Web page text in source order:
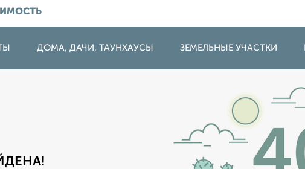
ДОМА, ДАЧИ, ТАУНХАУСЫ ЗЕМЕЛЬНЫЕ УЧАСТКИ